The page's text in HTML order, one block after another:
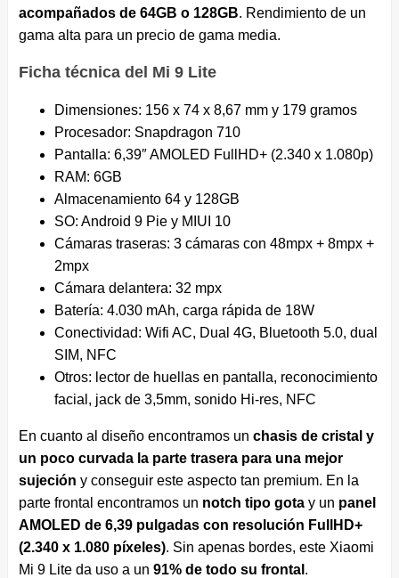
acompañados de 64GB o 128GB. Rendimiento de un
gama alta para un precio de gama media.
Ficha técnica del Mi 9 Lite
Dimensiones: 156 x 74 x 8,67 mm y 179 gramos
Procesador: Snapdragon 710
Pantalla: 6,39″ AMOLED FullHD+ (2.340 x 1.080p)
RAM: 6GB
Almacenamiento 64 y 128GB
SO: Android 9 Pie y MIUI 10
Cámaras traseras: 3 cámaras con 48mpx + 8mpx +
2mpx
Cámara delantera: 32 mpx
Batería: 4.030 mAh, carga rápida de 18W
Conectividad: Wifi AC, Dual 4G, Bluetooth 5.0, dual
SIM, NFC
Otros: lector de huellas en pantalla, reconocimiento
facial, jack de 3,5mm, sonido Hi-res, NFC
En cuanto al diseño encontramos un chasis de cristal y
un poco curvada la parte trasera para una mejor
sujeción y conseguir este aspecto tan premium. En la
parte frontal encontramos un notch tipo gotay un panel
AMOLED de 6,39 pulgadas con resolución FullHD+
(2.340 x 1.080 píxeles). Sin apenas bordes, este Xiaomi
Mi 9 Lite da uso a un 91% de todo su frontal .